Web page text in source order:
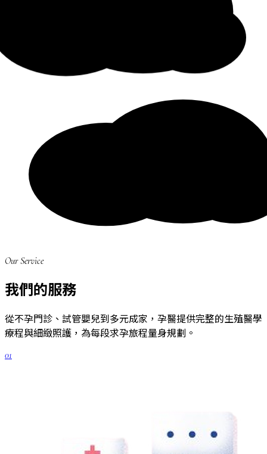
Our Service
我們的服務
從不孕門診、試管嬰兒到多元成家，孕醫提供完整的生殖醫學
療程與細緻照護，為每段求孕旅程量身規劃。
01